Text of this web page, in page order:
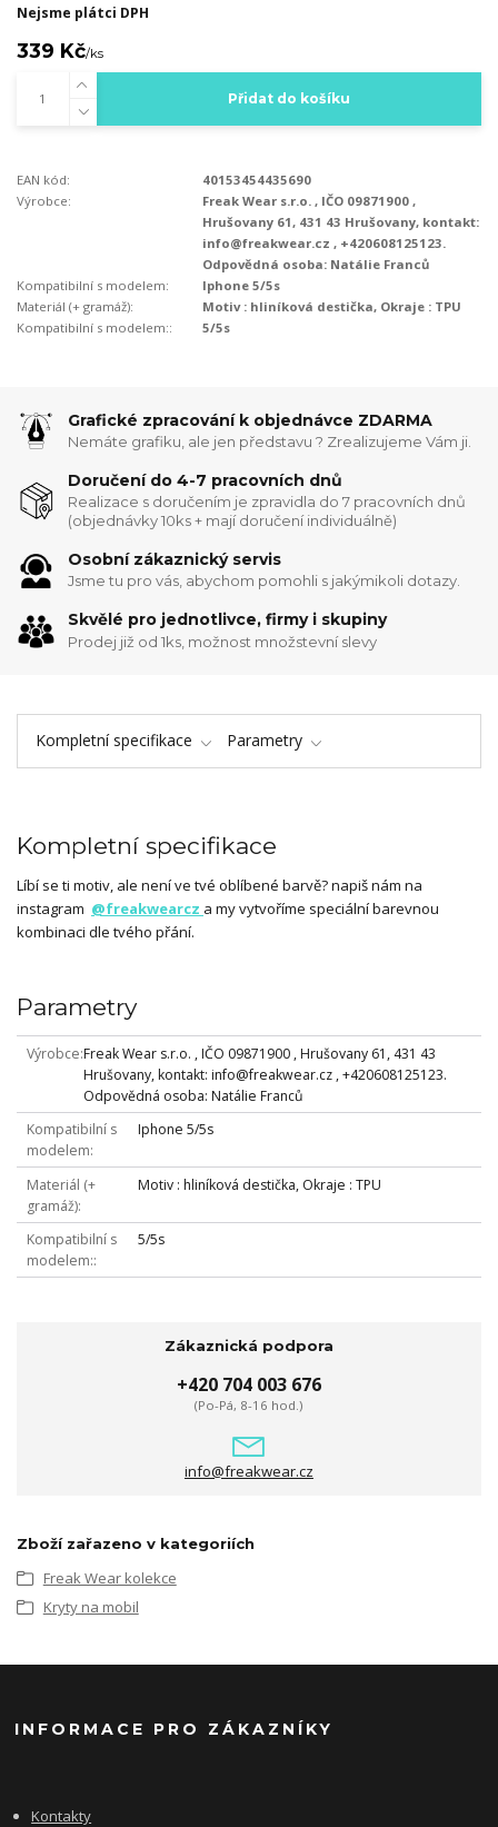
Nejsme plátci DPH
339 Kč/ks
Přidat do košíku
EAN kód:
40153454435690
Výrobce:
Freak Wear s.r.o. , IČO 09871900 ,
Hrušovany 61, 431 43 Hrušovany, kontakt:
info@freakwear.cz , +420608125123.
Odpovědná osoba: Natálie Franců
Kompatibilní s modelem:
Iphone 5/5s
Materiál (+ gramáž):
Motiv : hliníková destička, Okraje : TPU
Kompatibilní s modelem::
5/5s
Grafické zpracování k objednávce ZDARMA
Nemáte grafiku, ale jen představu ? Zrealizujeme Vám ji.
Doručení do 4-7 pracovních dnů
Realizace s doručením je zpravidla do 7 pracovních dnů
(objednávky 10ks + mají doručení individuálně)
Osobní zákaznický servis
Jsme tu pro vás, abychom pomohli s jakýmikoli dotazy.
Skvělé pro jednotlivce, firmy i skupiny
Prodej již od 1ks, možnost množstevní slevy
Kompletní specifikace Parametry
Kompletní specifikace
Líbí se ti motiv, ale není ve tvé oblíbené barvě? napiš nám na
instagram @freakwearcz a my vytvoříme speciální barevnou
kombinaci dle tvého přání.
Parametry
Výrobce Freak Wear s.r.o. , IČO 09871900 , Hrušovany 61, 431 43
Hrušovany, kontakt: info@freakwear.cz , +420608125123.
Odpovědná osoba: Natálie Franců
Kompatibilní s
modelem
Iphone 5/5s
Materiál (+
gramáž)
Motiv : hliníková destička, Okraje : TPU
Kompatibilní s
modelem:
5/5s
Zákaznická podpora
+420 704 003 676
(Po-Pá, 8-16 hod.)
info@freakwear.cz
Zboží zařazeno v kategoriích
Freak Wear kolekce
Kryty na mobil
INFORMACE PRO ZÁKAZNÍKY
Kontakty